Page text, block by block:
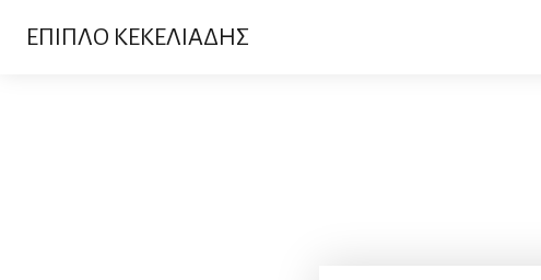
ΕΠΙΠΛΟ ΚΕΚΕΛΙΑΔΗΣ